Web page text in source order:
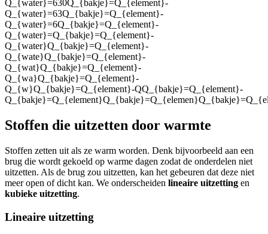
Q_{water}=630Q_{bakje}=Q_{element}-
Q_{water}=63Q_{bakje}=Q_{element}-
Q_{water}=6Q_{bakje}=Q_{element}-
Q_{water}=Q_{bakje}=Q_{element}-
Q_{water}Q_{bakje}=Q_{element}-
Q_{wate}Q_{bakje}=Q_{element}-
Q_{wat}Q_{bakje}=Q_{element}-
Q_{wa}Q_{bakje}=Q_{element}-
Q_{w}Q_{bakje}=Q_{element}-QQ_{bakje}=Q_{element}-
Stoffen die uitzetten door warmte
Stoffen zetten uit als ze warm worden. Denk bijvoorbeeld aan een
brug die wordt gekoeld op warme dagen zodat de onderdelen niet
uitzetten. Als de brug zou uitzetten, kan het gebeuren dat deze niet
meer open of dicht kan. We onderscheiden lineaire uitzetting en
kubieke uitzetting.
Lineaire uitzetting